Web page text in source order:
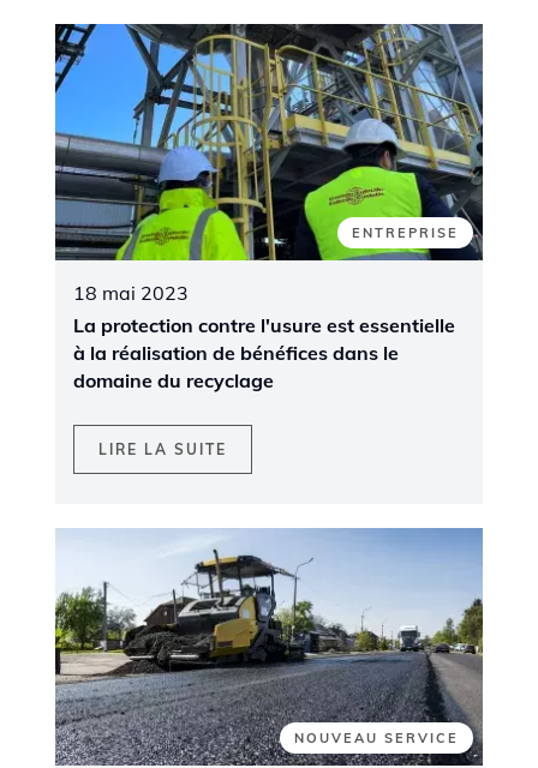
ENTREPRISE
18 mai 2023
La protection contre l'usure est essentielle
à la réalisation de bénéfices dans le
domaine du recyclage
LIRE LA SUITE
NOUVEAU SERVICE